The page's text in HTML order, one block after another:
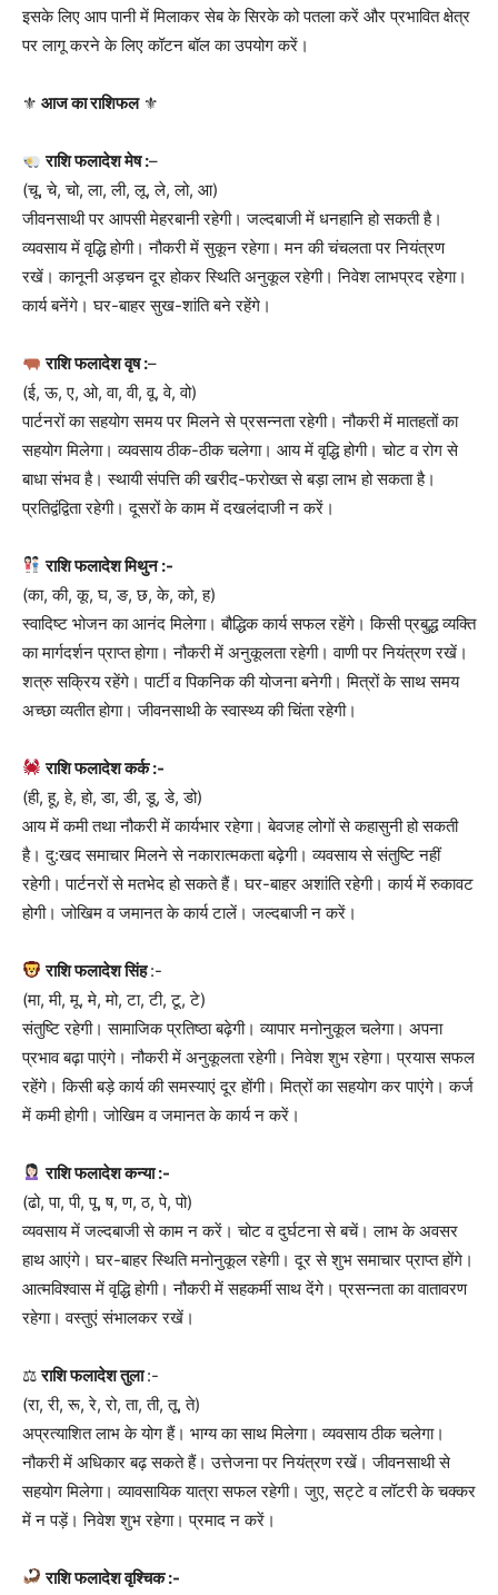
इसके लिए आप पानी में मिलाकर सेब के सिरके को पतला करें और प्रभावित क्षेत्र
पर लागू करने के लिए कॉटन बॉल का उपयोग करें।
⚜ आज का राशिफल⚜
राशि फलादेश मेष :–
(चू, चे, चो, ला, ली, लू, ले, लो, आ)
जीवनसाथी पर आपसी मेहरबानी रहेगी। जल्दबाजी में धनहानि हो सकती है।
व्यवसाय में वृद्धि होगी। नौकरी में सुकून रहेगा। मन की चंचलता पर नियंत्रण
रखें। कानूनी अड़चन दूर होकर स्थिति अनुकूल रहेगी। निवेश लाभप्रद रहेगा।
कार्य बनेंगे। घर-बाहर सुख-शांति बने रहेंगे।
राशि फलादेश वृष :–
(ई, ऊ, ए, ओ, वा, वी, वू, वे, वो)
पार्टनरों का सहयोग समय पर मिलने से प्रसन्नता रहेगी। नौकरी में मातहतों का
सहयोग मिलेगा। व्यवसाय ठीक-ठीक चलेगा। आय में वृद्धि होगी। चोट व रोग से
बाधा संभव है। स्थायी संपत्ति की खरीद-फरोख्त से बड़ा लाभ हो सकता है।
प्रतिद्वंद्विता रहेगी। दूसरों के काम में दखलंदाजी न करें।
राशि फलादेश मिथुन :-
(का, की, कू, घ, ङ, छ, के, को, ह)
स्वादिष्ट भोजन का आनंद मिलेगा। बौद्धिक कार्य सफल रहेंगे। किसी प्रबुद्ध व्यक्ति
का मार्गदर्शन प्राप्त होगा। नौकरी में अनुकूलता रहेगी। वाणी पर नियंत्रण रखें।
शत्रु सक्रिय रहेंगे। पार्टी व पिकनिक की योजना बनेगी। मित्रों के साथ समय
अच्‍छा व्यतीत होगा। जीवनसाथी के स्वास्थ्य की चिंता रहेगी।
राशि फलादेश कर्क :-
(ही, हू, हे, हो, डा, डी, डू, डे, डो)
आय में कमी तथा नौकरी में कार्यभार रहेगा। बेवजह लोगों से कहासुनी हो सकती
है। दु:खद समाचार मिलने से नकारात्मकता बढ़ेगी। व्यवसाय से संतुष्टि नहीं
रहेगी। पार्टनरों से मतभेद हो सकते हैं। घर-बाहर अशांति रहेगी। कार्य में रुकावट
होगी। जोखिम व जमानत के कार्य टालें। जल्दबाजी न करें।
राशि फलादेश सिंह:-
(मा, मी, मू, मे, मो, टा, टी, टू, टे)
संतुष्टि रहेगी। सामाजिक प्रतिष्ठा बढ़ेगी। व्यापार मनोनुकूल चलेगा। अपना
प्रभाव बढ़ा पाएंगे। नौकरी में अनुकूलता रहेगी। निवेश शुभ रहेगा। प्रयास सफल
रहेंगे। किसी बड़े कार्य की समस्याएं दूर होंगी। मित्रों का सहयोग कर पाएंगे। कर्ज
में कमी होगी। जोखिम व जमानत के कार्य न करें।
राशि फलादेश कन्या :-
(ढो, पा, पी, पू, ष, ण, ठ, पे, पो)
व्यवसाय में जल्दबाजी से काम न करें। चोट व दुर्घटना से बचें। लाभ के अवसर
हाथ आएंगे। घर-बाहर स्थिति मनोनुकूल रहेगी। दूर से शुभ समाचार प्राप्त होंगे।
आत्मविश्वास में वृद्धि होगी। नौकरी में सहकर्मी साथ देंगे। प्रसन्नता का वातावरण
रहेगा। वस्तुएं संभालकर रखें।
⚖राशि फलादेश तुला:-
(रा, री, रू, रे, रो, ता, ती, तू, ते)
अप्रत्याशित लाभ के योग हैं। भाग्य का साथ मिलेगा। व्यवसाय ठीक चलेगा।
नौकरी में अधिकार बढ़ सकते हैं। उत्तेजना पर नियंत्रण रखें। जीवनसाथी से
सहयोग मिलेगा। व्यावसायिक यात्रा सफल रहेगी। जुए, सट्टे व लॉटरी के चक्कर
में न पड़ें। निवेश शुभ रहेगा। प्रमाद न करें।
राशि फलादेश वृश्चिक :-